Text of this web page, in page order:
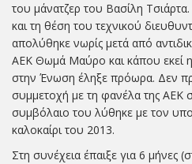
του μάνατζερ του Βασίλη
και τη θέση του τεχνικού
απολύθηκε νωρίς μετά από
ΑΕΚ Θωμά Μαύρο και κάπου εκεί
στην Ένωση έληξε πρόωρα. Δεν
συμμετοχή με τη φανέλα της ΑΕΚ
συμβόλαιο του λύθηκε με τον
καλοκαίρι του 2013.
Στη συνέχεια έπαιξε για 6 μήνες